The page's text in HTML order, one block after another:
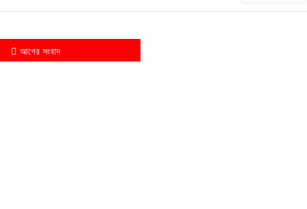
Posts navigation
আগের সংবাদ